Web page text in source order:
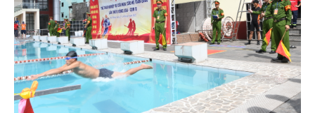
TƯ CÁCH
NGƯỜI CÔNG AN CÁCH MỆNH LÀ:
Đối với tự mình, phải
CẦN, KIỆM, LIÊM, CHÍNH
Đối với đồng sự, phải
THÂN ÁI GIÚP ĐỠ